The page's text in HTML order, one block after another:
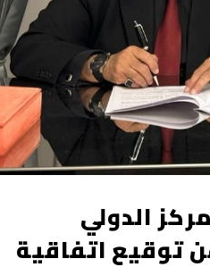
الدولي
توقيع اتفاقية